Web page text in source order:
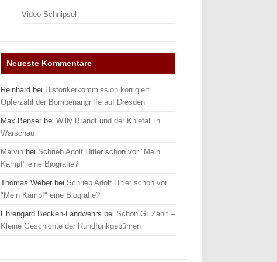
Video-Schnipsel
Neueste Kommentare
Reinhard bei Historikerkommission korrigiert
Opferzahl der Bombenangriffe auf Dresden
Max Benser beiWilly Brandt und der Kniefall in
Warschau
Marvin bei Schrieb Adolf Hitler schon vor "Mein
Kampf" eine Biografie?
Thomas Weber bei Schrieb Adolf Hitler schon vor
"Mein Kampf" eine Biografie?
Ehrengard Becken-Landwehrs bei Schon GEZahlt –
Kleine Geschichte der Rundfunkgebühren